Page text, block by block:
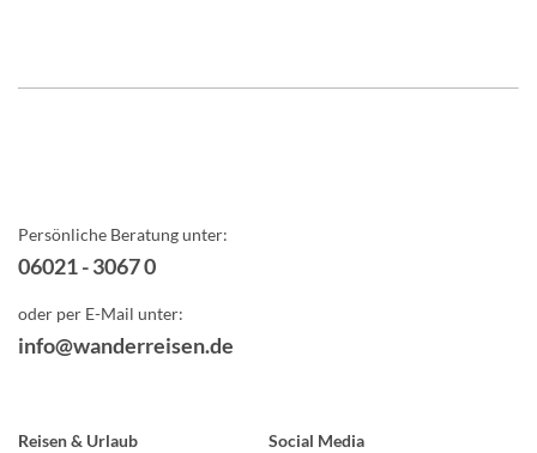
Persönliche Beratung unter:
06021 - 3067 0
oder per E-Mail unter:
info@wanderreisen.de
Reisen & Urlaub
Social Media